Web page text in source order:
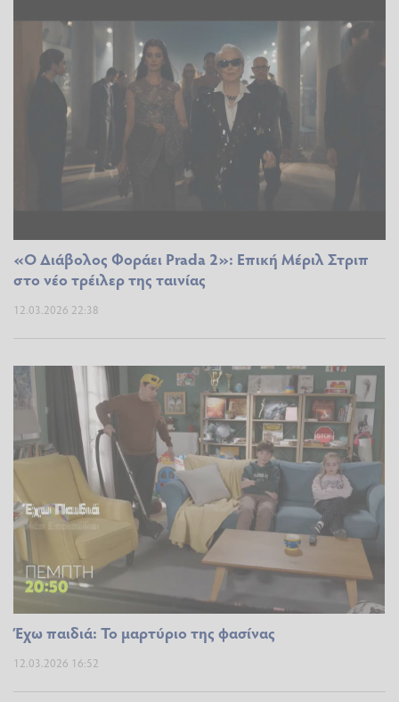
«Ο Διάβολος Φοράει Prada 2»: Επική Μέριλ Στριπ
στο νέο τρέιλερ της ταινίας
12.03.2026 22:38
Έχω παιδιά: Το μαρτύριο της φασίνας
12.03.2026 16:52